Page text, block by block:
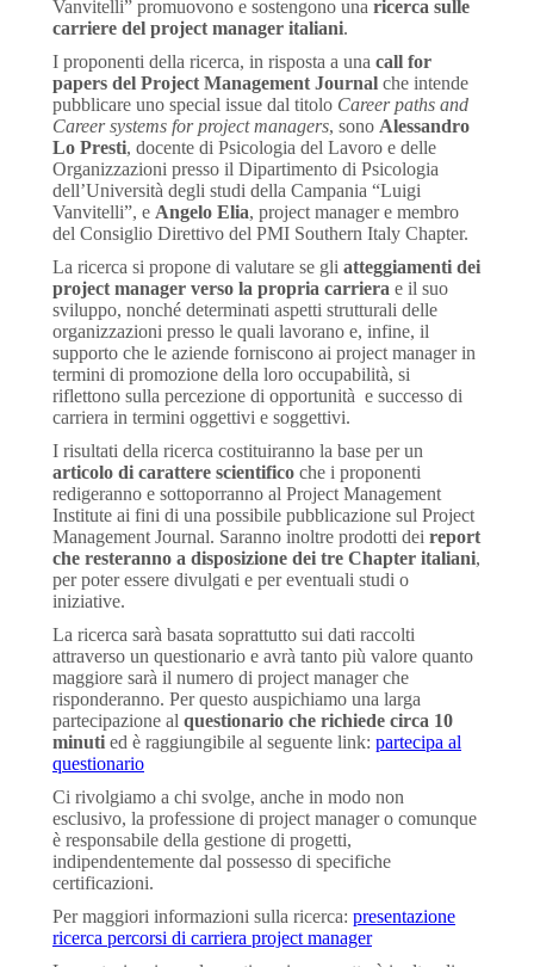
Vanvitelli” promuovono e sostengono una ricerca sulle
carriere del project manager italiani.
I proponenti della ricerca, in risposta a una call for
papers del Project Management Journal che intende
pubblicare uno special issue dal titolo Career paths and
Career systems for project managers, sono Alessandro
Lo Presti, docente di Psicologia del Lavoro e delle
Organizzazioni presso il Dipartimento di Psicologia
dell’Università degli studi della Campania “Luigi
Vanvitelli”, e Angelo Elia, project manager e membro
del Consiglio Direttivo del PMI Southern Italy Chapter.
La ricerca si propone di valutare se gli atteggiamenti dei
project manager verso la propria carriera e il suo
sviluppo, nonché determinati aspetti strutturali delle
organizzazioni presso le quali lavorano e, infine, il
supporto che le aziende forniscono ai project manager in
termini di promozione della loro occupabilità, si
riflettono sulla percezione di opportunità e successo di
carriera in termini oggettivi e soggettivi.
I risultati della ricerca costituiranno la base per un
articolo di carattere scientifico che i proponenti
redigeranno e sottoporranno al Project Management
Institute ai fini di una possibile pubblicazione sul Project
Management Journal. Saranno inoltre prodotti dei report
che resteranno a disposizione dei tre Chapter italiani,
per poter essere divulgati e per eventuali studi o
iniziative.
La ricerca sarà basata soprattutto sui dati raccolti
attraverso un questionario e avrà tanto più valore quanto
maggiore sarà il numero di project manager che
risponderanno. Per questo auspichiamo una larga
partecipazione al questionario che richiede circa 10
minuti ed è raggiungibile al seguente link: partecipa al
questionario
Ci rivolgiamo a chi svolge, anche in modo non
esclusivo, la professione di project manager o comunque
è responsabile della gestione di progetti,
indipendentemente dal possesso di specifiche
certificazioni.
Per maggiori informazioni sulla ricerca: presentazione
ricerca percorsi di carriera project manager